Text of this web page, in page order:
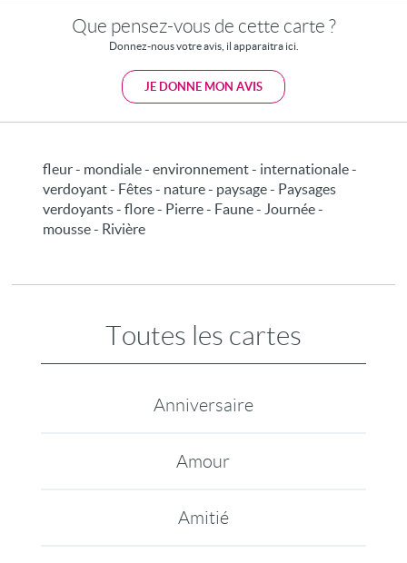
Que pensez-vous de cette carte ?
Donnez-nous votre avis, il apparaitra ici.
JE DONNE MON AVIS
fleur - mondiale - environnement - internationale -
verdoyant - Fêtes - nature - paysage - Paysages
verdoyants - flore - Pierre - Faune - Journée -
mousse - Rivière
Toutes les cartes
Anniversaire
Amour
Amitié